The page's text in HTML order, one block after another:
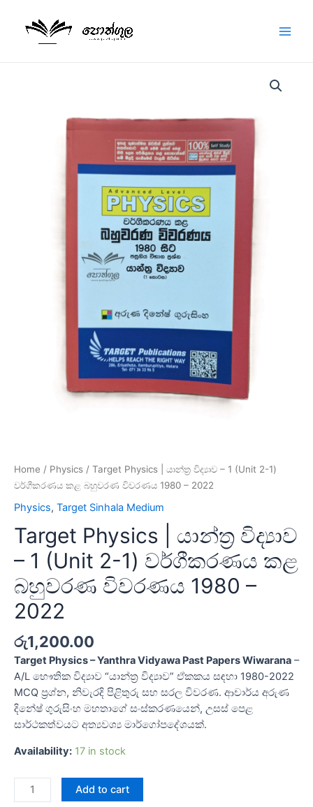
Home / Physics / Target Physics | යාන්ත්‍ර විද්‍යාව – 1 (Unit 2-1)
වර්ගීකරණය කළ බහුවරණ විවරණය 1980 – 2022
Physics, Target Sinhala Medium
Target Physics | යාන්ත්‍ර විද්‍යාව
– 1 (Unit 2-1) වර්ගීකරණය කළ
බහුවරණ විවරණය 1980 –
2022
රු1,200.00
Target Physics – Yanthra Vidyawa Past Papers Wiwarana –
A/L භෞතික විද්‍යාව “යාන්ත්‍ර විද්‍යාව” ඒකකය සඳහා 1980-2022
MCQ ප්‍රශ්න, නිවැරදි පිළිතුරු සහ සරල විවරණ. ආචාර්ය අරුණ
දිනේෂ් ගුරුසිංහ මහතාගේ සංස්කරණයෙන්, උසස් පෙළ
සාර්ථකත්වයට අත්‍යවශ්‍ය මාර්ගෝපදේශයක්.
Availability: 17 in stock
Add to cart